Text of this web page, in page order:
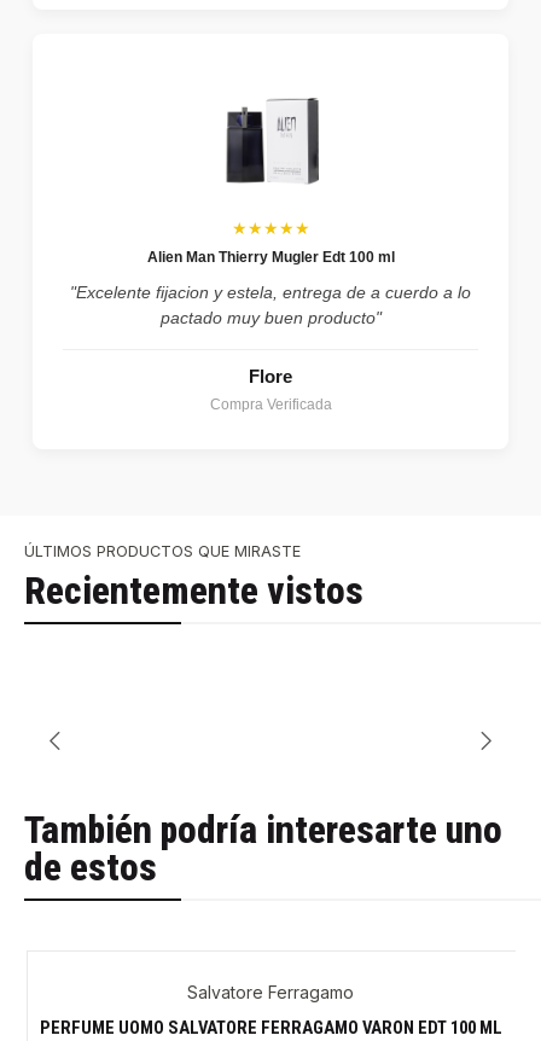
★★★★★
Alien Man Thierry Mugler Edt 100 ml
"Excelente fijacion y estela, entrega de a cuerdo a lo
pactado muy buen producto"
Flore
Compra Verificada
ÚLTIMOS PRODUCTOS QUE MIRASTE
Recientemente vistos
También podría interesarte uno
de estos
Agotado
Salvatore Ferragamo
PERFUME UOMO SALVATORE FERRAGAMO VARON EDT 100 ML